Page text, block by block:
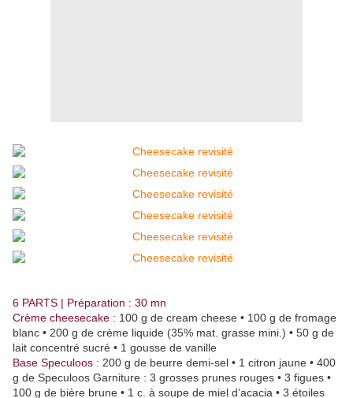
6 PARTS | Préparation : 30 mn
Crème cheesecake : 100 g de cream cheese • 100 g de fromage
blanc • 200 g de crème liquide (35% mat. grasse mini.) • 50 g de
lait concentré sucré • 1 gousse de vanille
Base Speculoos : 200 g de beurre demi-sel • 1 citron jaune • 400
g de Speculoos Garniture : 3 grosses prunes rouges • 3 figues •
100 g de bière brune • 1 c. à soupe de miel d’acacia • 3 étoiles